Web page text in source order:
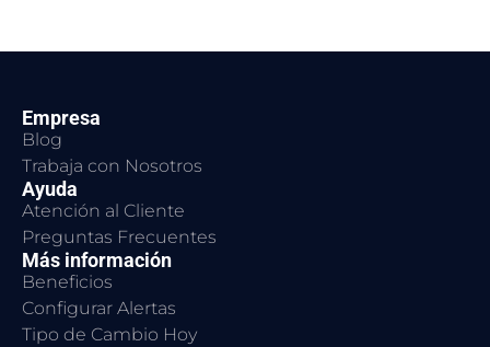
Empresa
Blog
Trabaja con Nosotros
Ayuda
Atención al Cliente
Preguntas Frecuentes
Más información
Beneficios
Configurar Alertas
Tipo de Cambio Hoy